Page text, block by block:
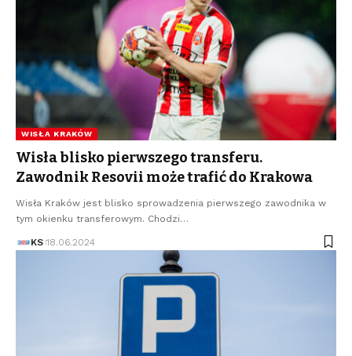
WISŁA KRAKÓW
Wisła blisko pierwszego transferu.
Zawodnik Resovii może trafić do Krakowa
Wisła Kraków jest blisko sprowadzenia pierwszego zawodnika w
tym okienku transferowym. Chodzi…
KS 18.06.2024